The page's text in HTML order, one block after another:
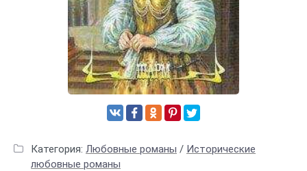
Категория: Любовные романы / Исторические
любовные романы